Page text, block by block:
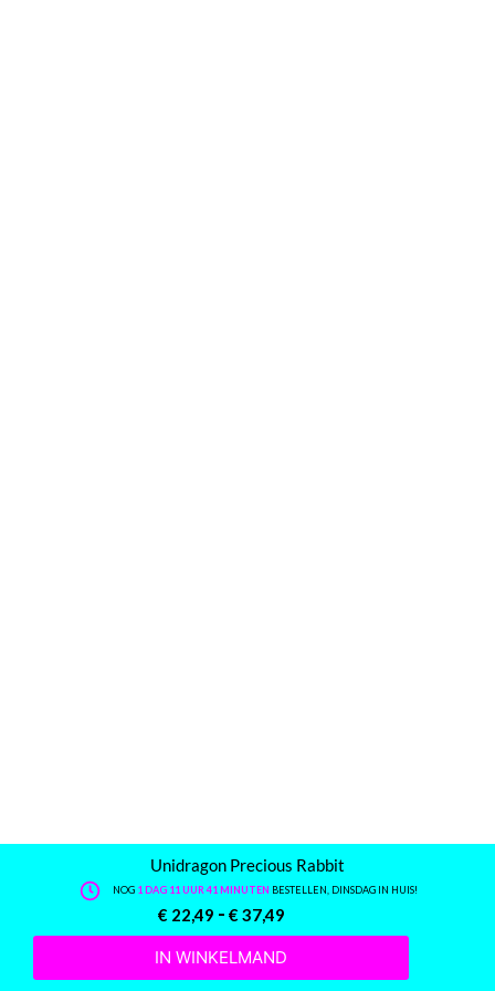
Unidragon Precious Rabbit
NOG 1 DAG 11 UUR 41 MINUTEN BESTELLEN, DINSDAG IN HUIS!
€ 22,49 - € 37,49
IN WINKELMAND